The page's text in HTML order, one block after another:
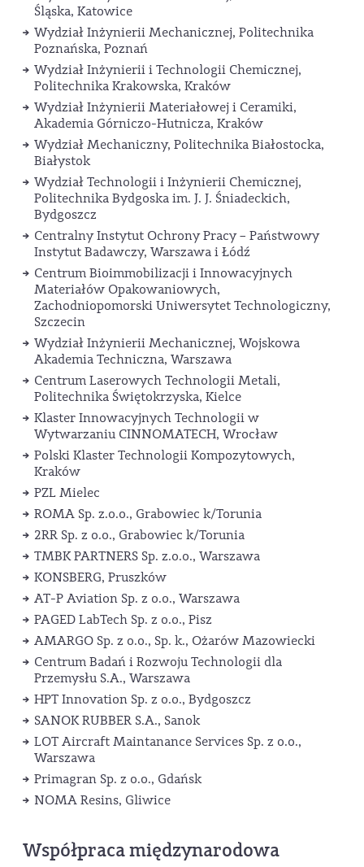
Śląska, Katowice
Wydział Inżynierii Mechanicznej, Politechnika
Poznańska, Poznań
Wydział Inżynierii i Technologii Chemicznej,
Politechnika Krakowska, Kraków
Wydział Inżynierii Materiałowej i Ceramiki,
Akademia Górniczo-Hutnicza, Kraków
Wydział Mechaniczny, Politechnika Białostocka,
Białystok
Wydział Technologii i Inżynierii Chemicznej,
Politechnika Bydgoska im. J. J. Śniadeckich,
Bydgoszcz
Centralny Instytut Ochrony Pracy – Państwowy
Instytut Badawczy, Warszawa i Łódź
Centrum Bioimmobilizacji i Innowacyjnych
Materiałów Opakowaniowych,
Zachodniopomorski Uniwersytet Technologiczny,
Szczecin
Wydział Inżynierii Mechanicznej, Wojskowa
Akademia Techniczna, Warszawa
Centrum Laserowych Technologii Metali,
Politechnika Świętokrzyska, Kielce
Klaster Innowacyjnych Technologii w
Wytwarzaniu CINNOMATECH, Wrocław
Polski Klaster Technologii Kompozytowych,
Kraków
PZL Mielec
ROMA Sp. z.o.o., Grabowiec k/Torunia
2RR Sp. z o.o., Grabowiec k/Torunia
TMBK PARTNERS Sp. z.o.o., Warszawa
KONSBERG, Pruszków
AT-P Aviation Sp. z o.o., Warszawa
PAGED LabTech Sp. z o.o., Pisz
AMARGO Sp. z o.o., Sp. k., Ożarów Mazowiecki
Centrum Badań i Rozwoju Technologii dla
Przemysłu S.A., Warszawa
HPT Innovation Sp. z o.o., Bydgoszcz
SANOK RUBBER S.A., Sanok
LOT Aircraft Maintanance Services Sp. z o.o.,
Warszawa
Primagran Sp. z o.o., Gdańsk
NOMA Resins, Gliwice
Współpraca międzynarodowa